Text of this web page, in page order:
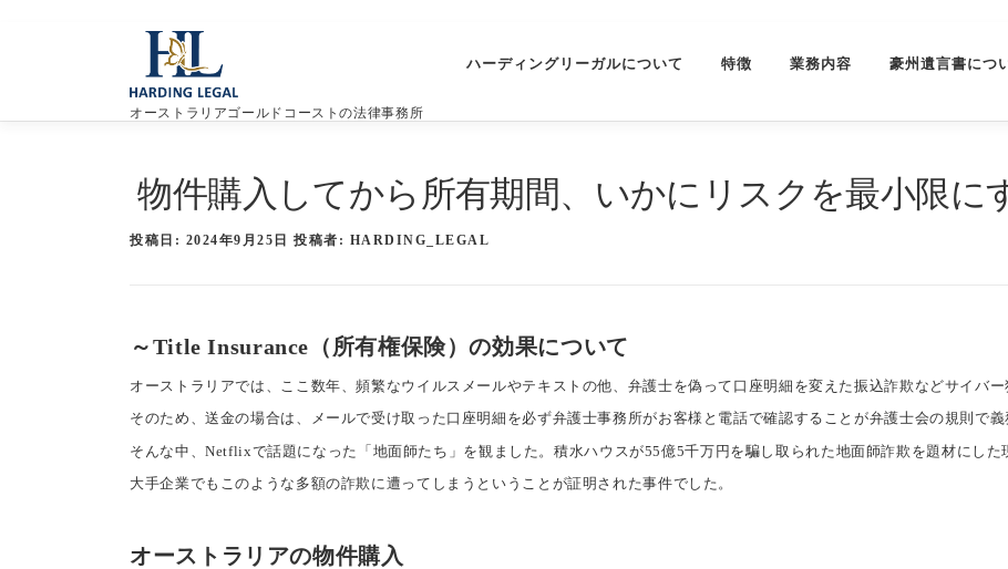
ツ
オーストラリアゴールドコーストの法律事務所
ハーディングリーガルについて 特徴 業務内容 豪州遺言書につ
物件購入してから所有期間、いかにリスクを最小限に
投稿日: 2024年9月25日 投稿者: HARDING_LEGAL
～Title Insurance（所有権保険）の効果について
オーストラリアでは、ここ数年、頻繁なウイルスメールやテキストの他、弁護士を偽って口座明細を変えた振込詐欺などサイバ
そのため、送金の場合は、メールで受け取った口座明細を必ず弁護士事務所がお客様と電話で確認することが弁護士会の規則で義
そんな中、Netflixで話題になった「地面師たち」を観ました。積水ハウスが55億5千万円を騙し取られた地面師詐欺を題材にした
大手企業でもこのような多額の詐欺に遭ってしまうということが証明された事件でした。
オーストラリアの物件購入